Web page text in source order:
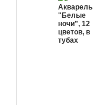
Акварель
"Белые
ночи", 12
цветов, в
тубах